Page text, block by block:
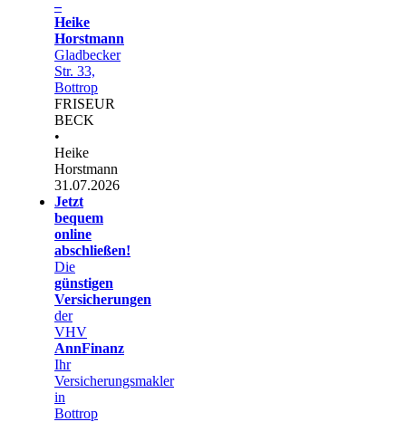
–
Heike
Horstmann
Gladbecker
Str. 33,
Bottrop
FRISEUR
BECK
•
Heike
Horstmann
31.07.2026
Jetzt
bequem
online
abschließen!
Die
günstigen
Versicherungen
der
VHV
AnnFinanz
Ihr
Versicherungsmakler
in
Bottrop